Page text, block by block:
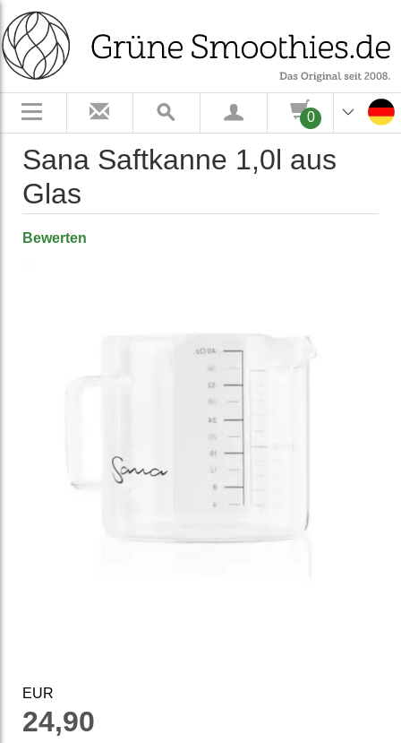
0
Sana Saftkanne 1,0l aus
Glas
Bewerten
EUR
24,90